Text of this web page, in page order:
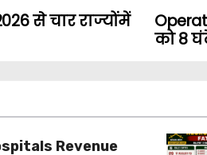
को 8
से चार राज्योंमें
Revenue